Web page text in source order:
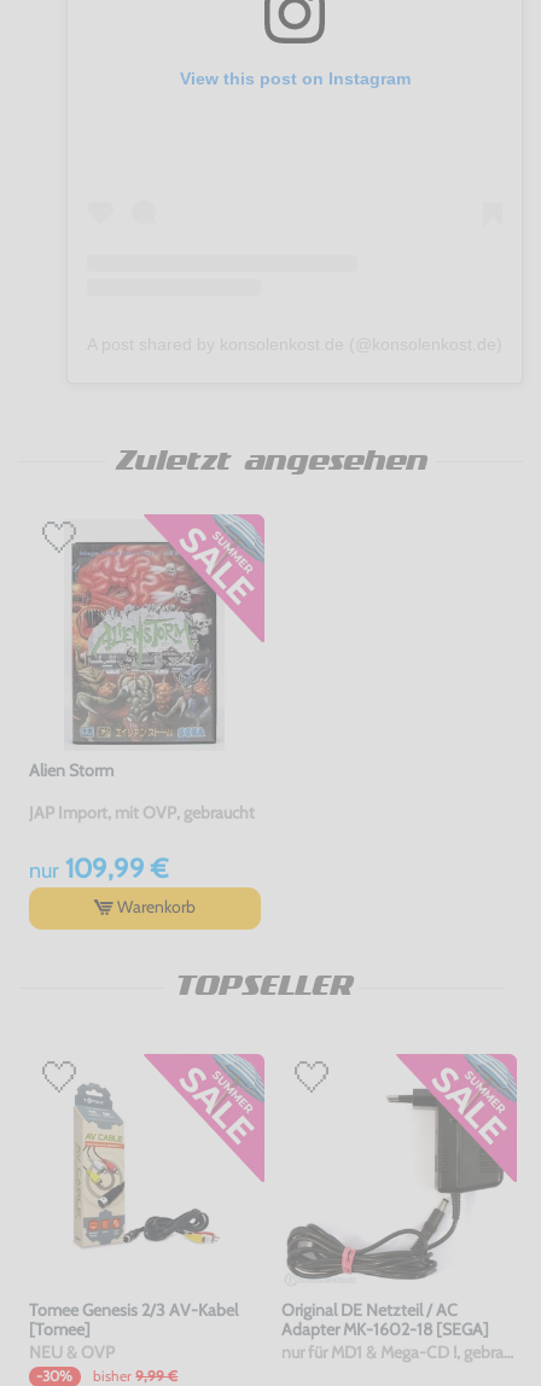
View this post on Instagram
Zuletzt angesehen
Alien Storm
JAP Import, mit OVP, gebraucht
nur109,99 €
Warenkorb
TOPSELLER
Tomee Genesis 2/3 AV-Kabel
[Tomee]
NEU & OVP
-30% bisher 9,99 €
Original DE Netzteil / AC
Adapter MK-1602-18 [SEGA]
nur für MD1 & Mega-CD !, gebraucht